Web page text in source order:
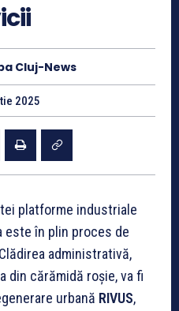
Cluj-News
2025
platforme industriale
este în plin proces de
administrativă,
din cărămidă roșie, va fi
urbană RIVUS,